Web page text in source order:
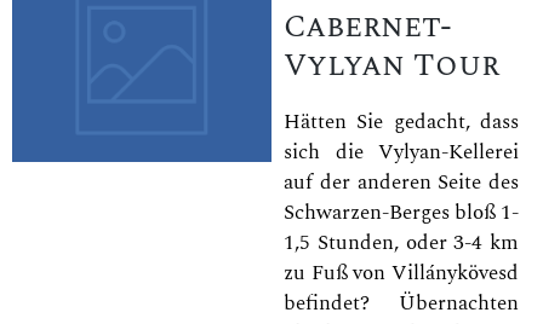
Cabernet-
Vylyan Tour
Hätten Sie gedacht, dass
sich die Vylyan-Kellerei
auf der anderen Seite des
Schwarzen-Berges bloß 1-
1,5 Stunden, oder 3-4 km
zu Fuß von Villánykövesd
befindet? Übernachten